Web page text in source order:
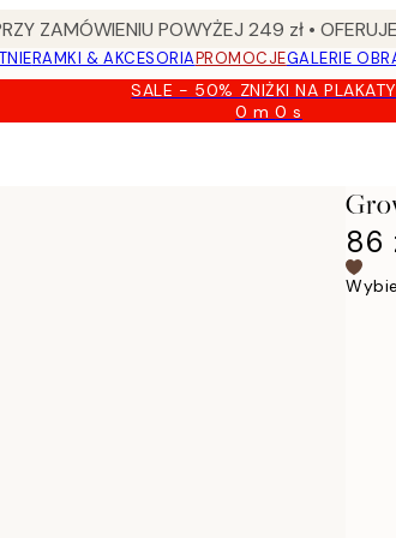
ZAMÓWIENIU POWYŻEJ 249 zł •
RAMKI & AKCESORIAPROMOCJEGALERIE
SALE - 50% ZNIŻKI NA
0 m0 s
Ważny
86